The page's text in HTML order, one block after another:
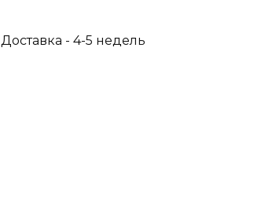
Доставка - 4-5 недель